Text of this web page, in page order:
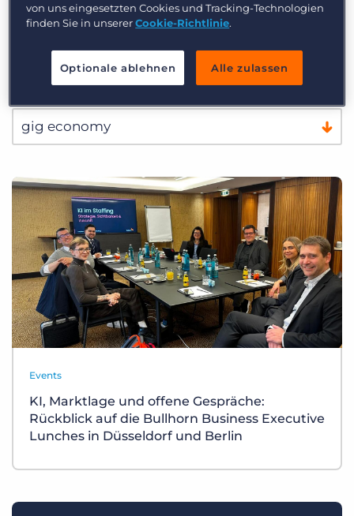
Events
KI, Marktlage und offene Gespräche:
Rückblick auf die Bullhorn Business Executive
Lunches in Düsseldorf und Berlin
von uns eingesetzten Cookies und Tracking-Technologien
finden Sie in unsererCookie-Richtlinie.
Optionale ablehnen Alle zulassen